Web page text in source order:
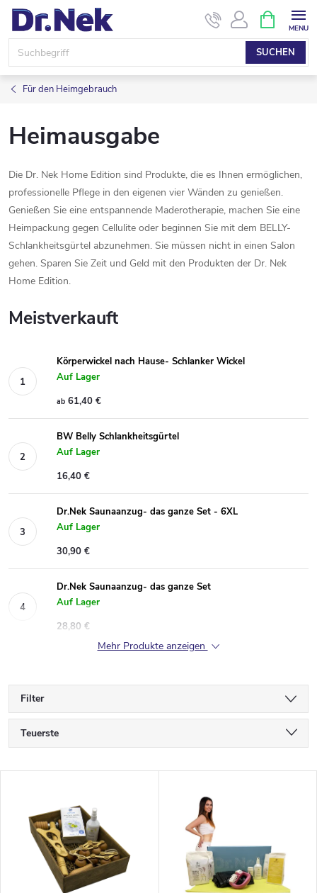
Zum
Inhalt
springen
SUCHEN
Für den Heimgebrauch
Heimausgabe
Die Dr. Nek Home Edition sind Produkte, die es Ihnen ermöglichen,
professionelle Pflege in den eigenen vier Wänden zu genießen.
Genießen Sie eine entspannende Maderotherapie, machen Sie eine
Heimpackung gegen Cellulite oder beginnen Sie mit dem BELLY-
Schlankheitsgürtel abzunehmen. Sie müssen nicht in einen Salon
gehen. Sparen Sie Zeit und Geld mit den Produkten der Dr. Nek
Home Edition.
Meistverkauft
Körperwickel nach Hause- Schlanker Wickel
Auf Lager
ab 61,40 €
BW Belly Schlankheitsgürtel
Auf Lager
16,40 €
Dr.Nek Saunaanzug- das ganze Set - 6XL
Auf Lager
30,90 €
Dr.Nek Saunaanzug- das ganze Set
Auf Lager
28,80 €
Mehr Produkte anzeigen
Filter
P
r
Teuerste
Alphabetisch